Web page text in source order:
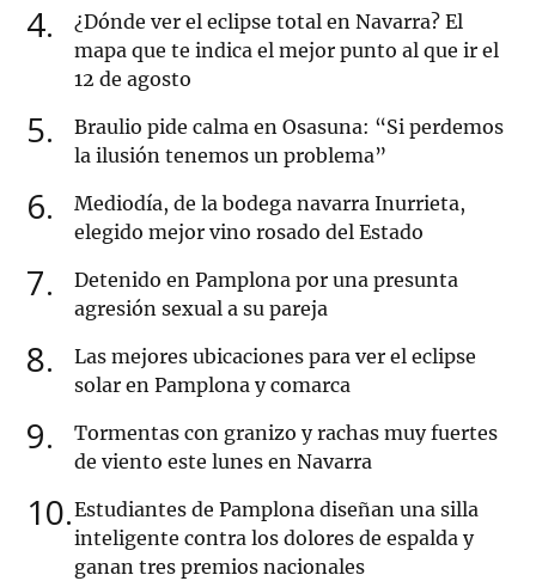
4
¿Dónde ver el eclipse total en Navarra? El
mapa que te indica el mejor punto al que ir el
12 de agosto
5
Braulio pide calma en Osasuna: “Si perdemos
la ilusión tenemos un problema”
6
Mediodía, de la bodega navarra Inurrieta,
elegido mejor vino rosado del Estado
7
Detenido en Pamplona por una presunta
agresión sexual a su pareja
8
Las mejores ubicaciones para ver el eclipse
solar en Pamplona y comarca
9
Tormentas con granizo y rachas muy fuertes
de viento este lunes en Navarra
10 Estudiantes de Pamplona diseñan una silla
inteligente contra los dolores de espalda y
ganan tres premios nacionales